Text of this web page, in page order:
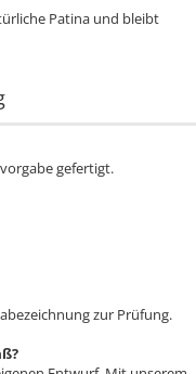
Patina und bleibt
gefertigt.
zur Prüfung.